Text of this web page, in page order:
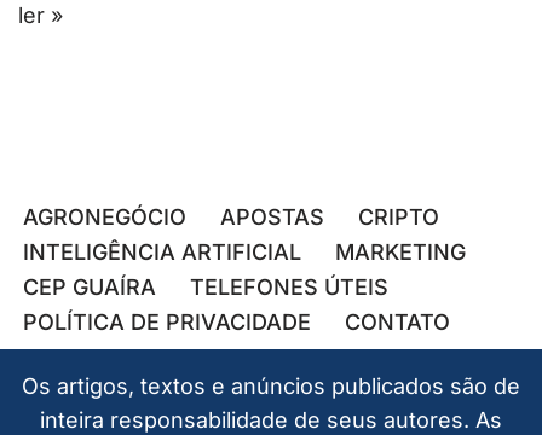
ler »
AGRONEGÓCIO APOSTAS
CRIPTO
INTELIGÊNCIA ARTIFICIAL
MARKETING
CEP GUAÍRA
TELEFONES ÚTEIS
POLÍTICA DE PRIVACIDADE
CONTATO
Os artigos, textos e anúncios publicados são de
inteira responsabilidade de seus autores. As